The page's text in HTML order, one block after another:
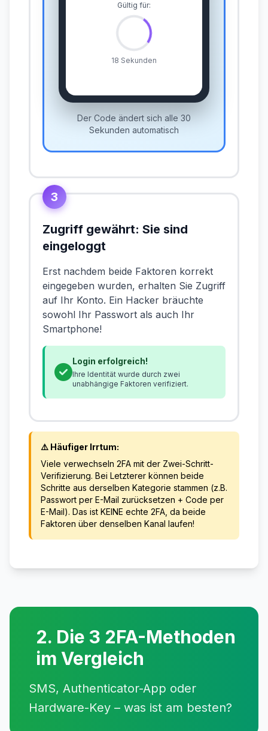
Gültig für:
18 Sekunden
Der Code ändert sich alle 30
Sekunden automatisch
3
Zugriff gewährt: Sie sind
eingeloggt
Erst nachdem beide Faktoren korrekt
eingegeben wurden, erhalten Sie Zugriff
auf Ihr Konto. Ein Hacker bräuchte
sowohl Ihr Passwort als auch Ihr
Smartphone!
Login erfolgreich!
Ihre Identität wurde durch zwei
unabhängige Faktoren verifiziert.
⚠️ Häufiger Irrtum:
Viele verwechseln 2FA mit der Zwei-Schritt-
Verifizierung. Bei Letzterer können beide
Schritte aus derselben Kategorie stammen (z.B.
Passwort per E-Mail zurücksetzen + Code per
E-Mail). Das ist KEINE echte 2FA, da beide
Faktoren über denselben Kanal laufen!
2. Die 3 2FA-Methoden
im Vergleich
SMS, Authenticator-App oder
Hardware-Key – was ist am besten?